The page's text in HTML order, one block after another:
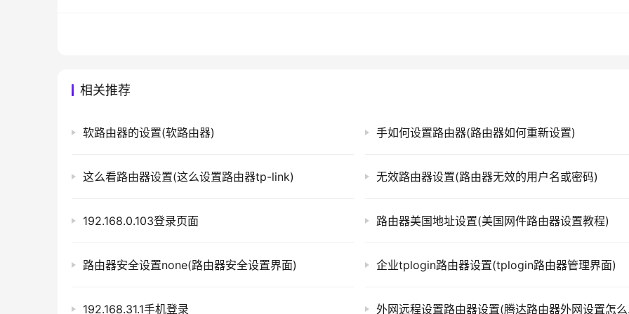
路由器，可以考虑阿鲁巴路由器。
本文来自投稿，不代表路由百科立场，如若转载，请注明出处：https://www.qh4321.com/315407.html
相关推荐
软路由器的设置(软路由器) 手如何设置路由器(路由器如何重新设置)
这么看路由器设置(这么设置路由器tp-link) 无效路由器设置(路由器无效的用户名或密码)
192.168.0.103登录页面 路由器美国地址设置(美国网件路由器设置教程)
路由器安全设置none(路由器安全设置界面) 企业tplogin路由器设置(tplogin路由器管理界面)
192.168.31.1手机登录 外网